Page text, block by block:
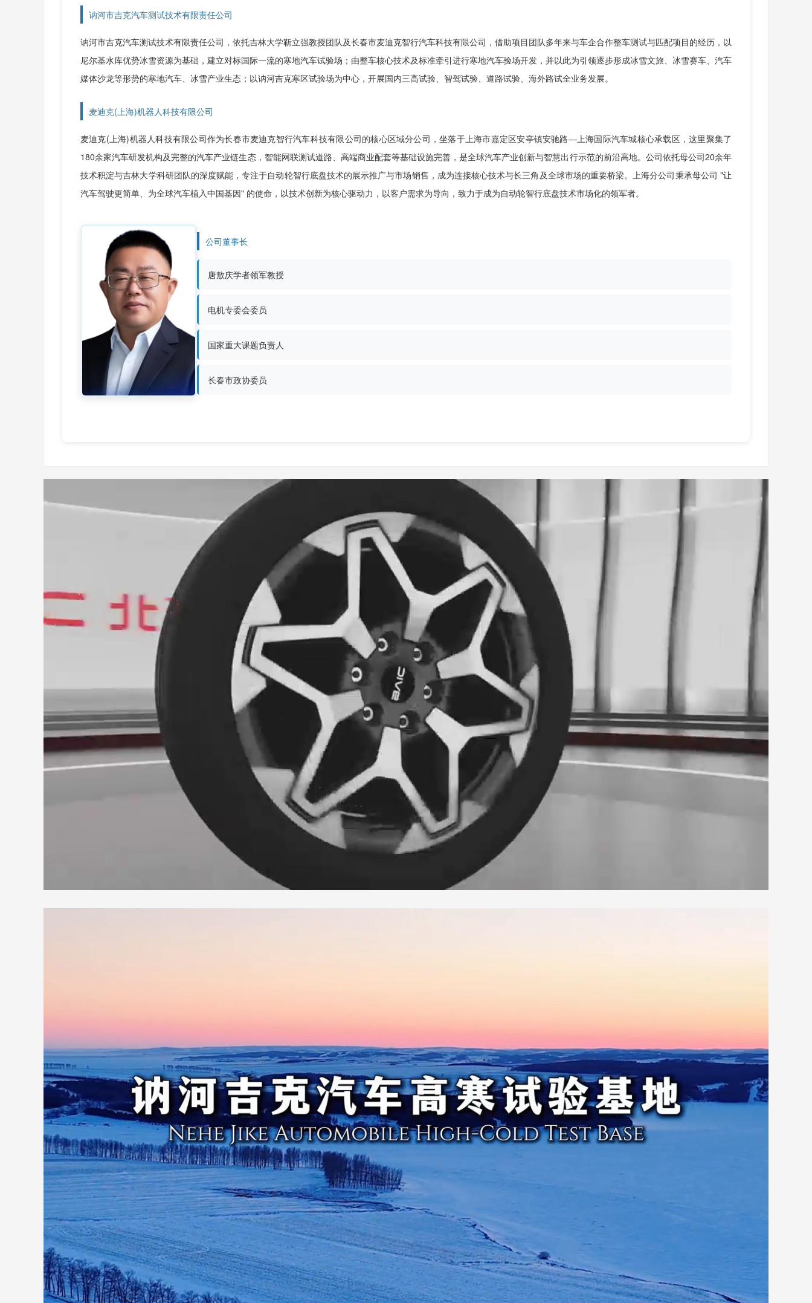
讷河市吉克汽车测试技术有限责任公司
讷河市吉克汽车测试技术有限责任公司，依托吉林大学靳立强教授团队及长春市麦迪克智行汽车科技有限公司，借助项目团队多年来与车企合作整车测试与匹配项目的经历，以
尼尔基水库优势冰雪资源为基础，建立对标国际一流的寒地汽车试验场；由整车核心技术及标准牵引进行寒地汽车验场开发，并以此为引领逐步形成冰雪文旅、冰雪赛车、汽车
媒体沙龙等形势的寒地汽车、冰雪产业生态；以讷河吉克寒区试验场为中心，开展国内三高试验、智驾试验、道路试验、海外路试全业务发展。
麦迪克(上海)机器人科技有限公司
麦迪克(上海)机器人科技有限公司作为长春市麦迪克智行汽车科技有限公司的核心区域分公司，坐落于上海市嘉定区安亭镇安驰路—上海国际汽车城核心承载区，这里聚集了
180余家汽车研发机构及完整的汽车产业链生态，智能网联测试道路、高端商业配套等基础设施完善，是全球汽车产业创新与智慧出行示范的前沿高地。公司依托母公司20余年
技术积淀与吉林大学科研团队的深度赋能，专注于自动轮智行底盘技术的展示推广与市场销售，成为连接核心技术与长三角及全球市场的重要桥梁。上海分公司秉承母公司 "让
汽车驾驶更简单、为全球汽车植入中国基因" 的使命，以技术创新为核心驱动力，以客户需求为导向，致力于成为自动轮智行底盘技术市场化的领军者。
公司董事长
唐敖庆学者领军教授
电机专委会委员
国家重大课题负责人
长春市政协委员